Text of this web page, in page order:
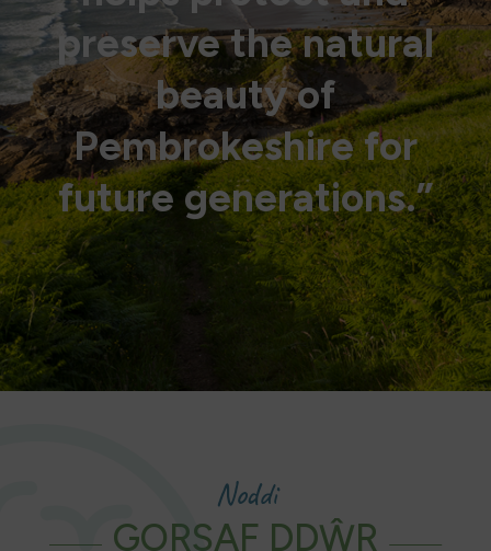
preserve the natural
beauty of
Pembrokeshire for
future generations.”
Noddi
GORSAF DDŴR